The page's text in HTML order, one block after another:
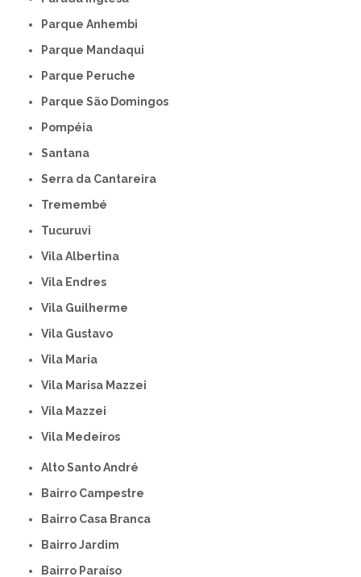
Parque Anhembi
Parque Mandaqui
Parque Peruche
Parque São Domingos
Pompéia
Santana
Serra da Cantareira
Tremembé
Tucuruvi
Vila Albertina
Vila Endres
Vila Guilherme
Vila Gustavo
Vila Maria
Vila Marisa Mazzei
Vila Mazzei
Vila Medeiros
Alto Santo André
Bairro Campestre
Bairro Casa Branca
Bairro Jardim
Bairro Paraíso